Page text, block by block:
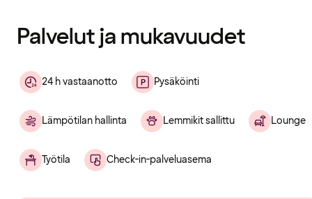
Palvelut ja mukavuudet
24 h vastaanotto Pysäköinti
Lämpötilan hallinta Lemmikit sallittu Lounge
Työtila Check-in-palveluasema